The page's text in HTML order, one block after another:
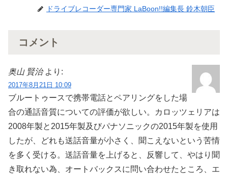
ドライブレコーダー専門家 LaBoon!!編集長 鈴木朝臣
コメント
奥山 賢治 より:
2017年8月21日 10:09
ブルートゥースで携帯電話とペアリングをした場
合の通話音質についての評価が欲しい。カロッツェリアは
2008年製と2015年製及びパナソニックの2015年製を使用
したが、どれも送話音量が小さく、聞こえないという苦情
を多く受ける。送話音量を上げると、反響して、やはり聞
き取れない為、オートバックスに問い合わせたところ、エ